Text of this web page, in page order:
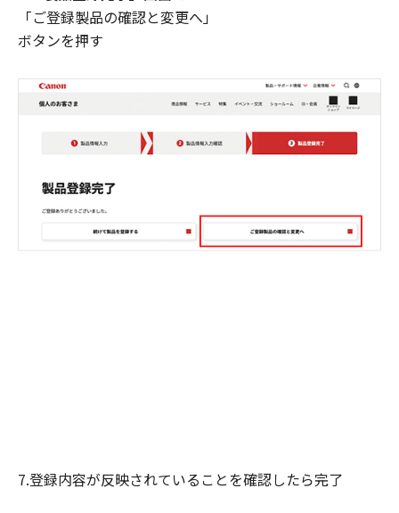
「ご登録製品の確認と変更へ」
ボタンを押す
7.登録内容が反映されていることを確認したら完了